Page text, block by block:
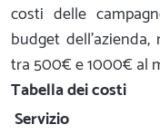
costi delle
budget
tra 500€ e 1000€ al
Tabella dei costi
Servizio